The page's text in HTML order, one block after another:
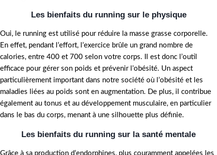
Les bienfaits du running sur le physique
Oui, le running est utilisé pour réduire la masse grasse corporelle.
En effet, pendant l’effort, l’exercice brûle un grand nombre de
calories, entre 400 et 700 selon votre corps. Il est donc l’outil
efficace pour gérer son poids et prévenir l’obésité. Un aspect
particulièrement important dans notre société où l’obésité et les
maladies liées au poids sont en augmentation. De plus, il contribue
également au tonus et au développement musculaire, en particulier
dans le bas du corps, menant à une silhouette plus définie.
Les bienfaits du running sur la santé mentale
Grâce à sa production d’endorphines, plus couramment appelées les